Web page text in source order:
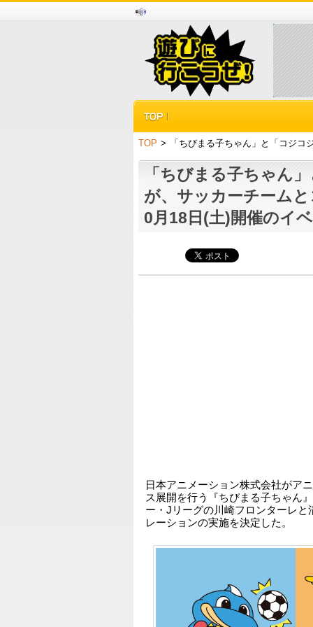
TOP > 「ちびまる子ちゃん」と「コジ
「ちびまる子ちゃん
が、サッカーチーム
0月18日(土)開催のイ
日本アニメーション株式会社がア
ス展開を行う『ちびまる子ちゃん
ー・Jリーグの川崎フロンターレと
レーションの実施を決定した。